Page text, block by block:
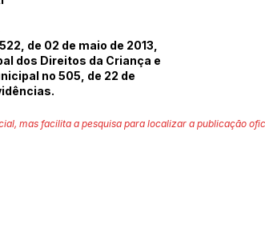
de 02 de maio de 2013,
dos Direitos da Criança e
no 505, de 22 de
mas facilita a pesquisa para localizar a publicação